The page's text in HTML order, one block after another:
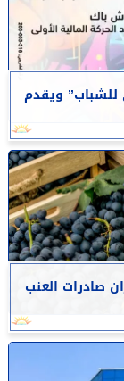
للشباب” ويقدم
صادرات العنب